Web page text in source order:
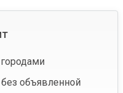
объявленной